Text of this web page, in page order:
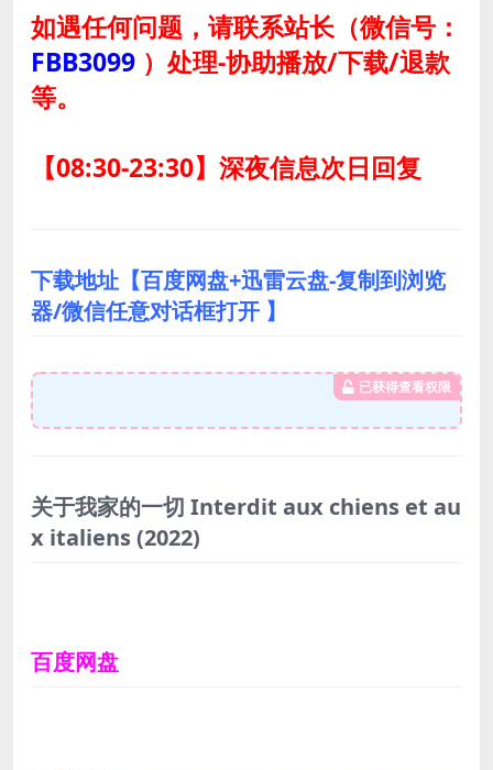
如遇任何问题，请联系站长（微信号：
FBB3099 ） 处理-协助播放/下载/退款
等。
【08:30-23:30】深夜信息次日回复
下载地址【百度网盘+迅雷云盘-复制到浏览
器/微信任意对话框打开 】
已获得查看权限
关于我家的一切 Interdit aux chiens et au
x italiens(2022)
百度网盘